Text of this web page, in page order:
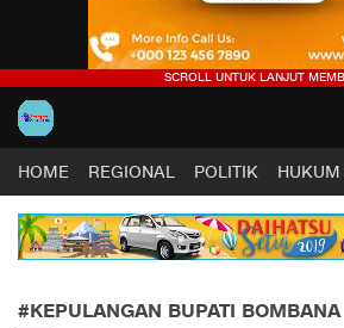
Harapan Sultra .COM |
Lugas, Tuntas dan Terpercaya
HOME REGIONAL POLITIK
#KEPULANGAN BUPATI BOMBANA